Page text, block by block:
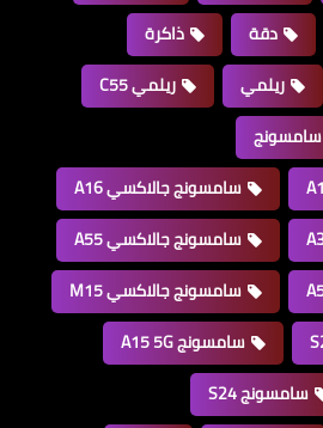
دقة
ذاكرة
ريلمي
ريلمي C55
سامسونج
سامسونج جالاكسي A16
سامسونج جالاكسي A55
سامسونج جالاكسي M15
سامسونج A15 5G
سامسونج S24